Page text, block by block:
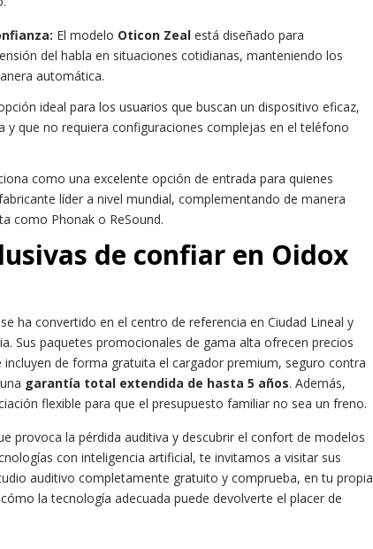
El modelo Oticon Zeal está diseñado para
del habla en situaciones cotidianas, manteniendo los
automática.
ideal para los usuarios que buscan un dispositivo eficaz,
y que no requiera configuraciones complejas en el teléfono
como una excelente opción de entrada para quienes
líder a nivel mundial, complementando de manera
como Phonak o ReSound.
de confiar en Oidox
ha convertido en el centro de referencia en Ciudad Lineal y
Sus paquetes promocionales de gama alta ofrecen precios
de forma gratuita el cargador premium, seguro contra
garantía total extendida de hasta 5 años. Además,
flexible para que el presupuesto familiar no sea un freno.
provoca la pérdida auditiva y descubrir el confort de modelos
con inteligencia artificial, te invitamos a visitar sus
auditivo completamente gratuito y comprueba, en tu propia
la tecnología adecuada puede devolverte el placer de